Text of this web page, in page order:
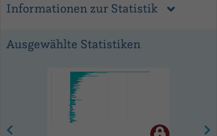
Informationen zur Statistik
Ausgewählte Statistiken